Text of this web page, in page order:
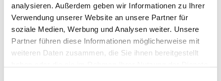
analysieren. Außerdem geben wir Informationen zu Ihrer
Verwendung unserer Website an unsere Partner für
soziale Medien, Werbung und Analysen weiter. Unsere
Partner führen diese Informationen möglicherweise mit
weiteren Daten zusammen, die Sie ihnen bereitgestellt
Prüfungstrainings zur gezielten Vorbereitung auf die
IHK-Prüfung.
Referenten